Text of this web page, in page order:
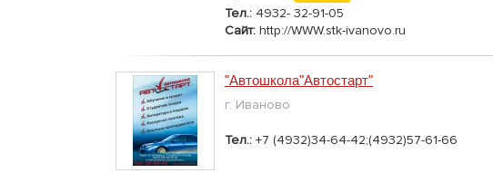
Тел.: 4932- 32-91-05
Сайт: http://WWW.stk-ivanovo.ru
"Автошкола"Автостарт"
г. Иваново
Тел.: +7 (4932)34-64-42;(4932)57-61-66